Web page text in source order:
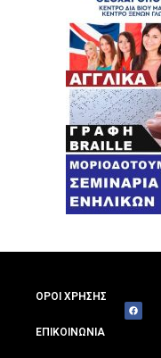
ΟΡΟΙ ΧΡΗΣΗΣ
ΕΠΙΚΟΙΝΩΝΙΑ